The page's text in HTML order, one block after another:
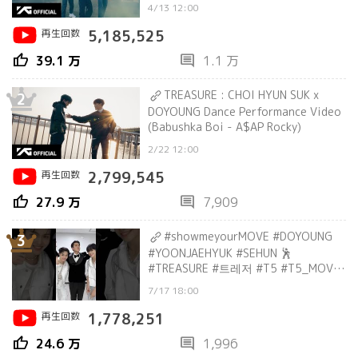
4/13 12:00
再生回数
5,185,525
thumb_up 39.1 万 comment 1.1 万
2
TREASURE : CHOI HYUN SUK x
DOYOUNG Dance Performance Video
(Babushka Boi - A$AP Rocky)
2/22 12:00
再生回数
2,799,545
thumb_up 27.9 万 comment 7,909
3
#showmeyourMOVE #DOYOUNG
#YOONJAEHYUK #SEHUN 🕺
#TREASURE #트레저 #T5 #T5_MOVE
7/17 18:00
再生回数
1,778,251
thumb_up 24.6 万 comment 1,996